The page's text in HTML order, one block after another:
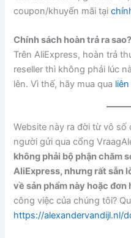
coupon/khuyến mãi tại
Chính sách hoàn trả ra sao?
Trên AliExpress, hoàn trả
reseller thì không phải lúc
lên. Vì thế, hãy mua qua
Website này ra đời từ vô số
người gửi qua cổng
không phải bộ phận chăm
AliExpress, nhưng rất sẵn
về sản phẩm này hoặc đơn
công việc của chúng tôi?
https://alexandervandijl.nl/